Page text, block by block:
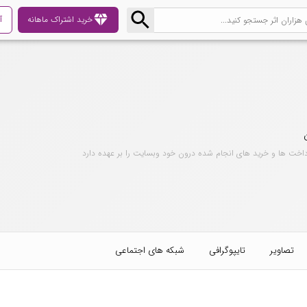
diamondخرید اشتراک ماهانه
ها و خرید های انجام شده درون خود وبسایت را بر عهده دارد
تصاویر تایپوگرافی شبکه های اجتماعی